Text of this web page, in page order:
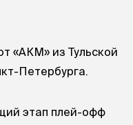
«АКМ» из Тульской
Петербурга.
этап плей-офф